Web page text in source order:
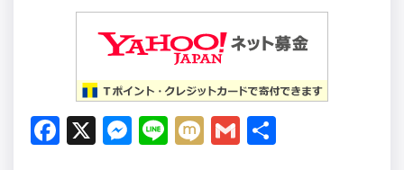
Facebook
X Messenger
LineMixiGmail